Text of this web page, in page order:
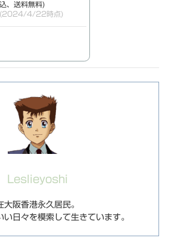
込、送料無料)
(2024/4/22時点)
Leslieyoshi
大阪香港永久居民。
い日々を模索して生きています。